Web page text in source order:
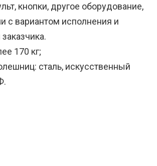
кнопки, другое оборудование,
с вариантом исполнения и
170 кг;
сталь, искусственный